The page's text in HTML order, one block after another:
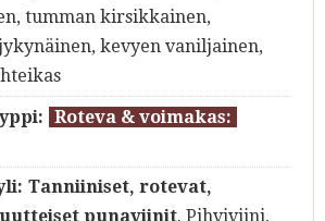
tumman kirsikkainen,
kevyen vaniljainen,
Roteva & voimakas:
Tanniiniset, rotevat,
punaviinit. Pihviviini,